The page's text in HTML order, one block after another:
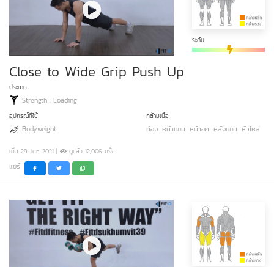
ระดับ
Close to Wide Grip Push Up
ประเภท
Strength : Loading
อุปกรณ์ที่ใช้
Bodyweight
กล้ามเนื้อ
ท้อง หน้าแขน หน้าอก หลังแขน หัวไหล่
เมื่อ 29 Jun 2021 | ดูแล้ว 12,006 ครั้ง
แชร์